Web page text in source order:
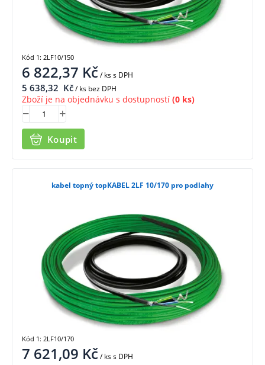
6 822,37 Kč/ kss DPH
5 638,32 Kč/ ks bez DPH
Zboží je na objednávku s dostupností (0 ks)
Koupit
Kód 1: 2LF10/150
kabel topný topKABEL 2LF 10/170 pro podlahy
7 621,09 Kč/ kss DPH
Kód 1: 2LF10/170